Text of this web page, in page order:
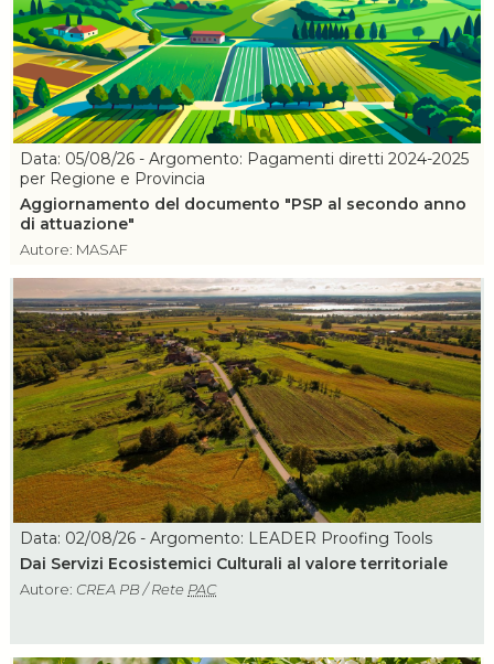
Data: 05/08/26 - Argomento: Pagamenti diretti 2024-2025
per Regione e Provincia
Aggiornamento del documento "PSP al secondo anno
di attuazione"
Autore: MASAF
Data: 02/08/26 - Argomento: LEADER Proofing Tools
Dai Servizi Ecosistemici Culturali al valore territoriale
Autore: CREA PB / Rete PAC